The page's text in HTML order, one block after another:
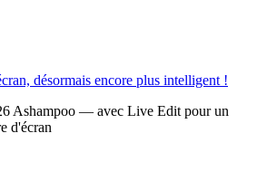
désormais encore plus intelligent !
Ashampoo — avec Live Edit pour un
d'écran